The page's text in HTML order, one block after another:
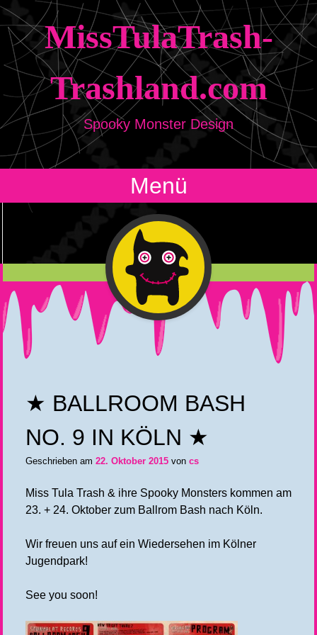
MissTulaTrash-
Trashland.com
Spooky Monster Design
Menü
★ BALLROOM BASH
NO. 9 IN KÖLN ★
Geschrieben am 22. Oktober 2015 von cs
Miss Tula Trash & ihre Spooky Monsters kommen am
23. + 24. Oktober zum Ballrom Bash nach Köln.
Wir freuen uns auf ein Wiedersehen im Kölner
Jugendpark!
See you soon!